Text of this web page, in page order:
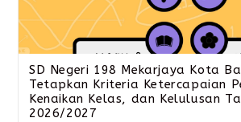
SD Negeri 198 Mekarjaya Kota
Tetapkan Kriteria Ketercapaian
Kenaikan Kelas, dan Kelulusan
2026/2027